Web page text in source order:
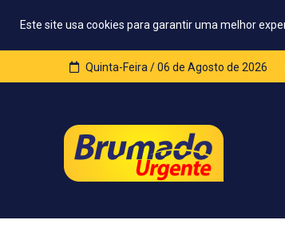
Este site usa cookies para garantir uma melhor
Quinta-Feira / 06 de Agosto de 2026